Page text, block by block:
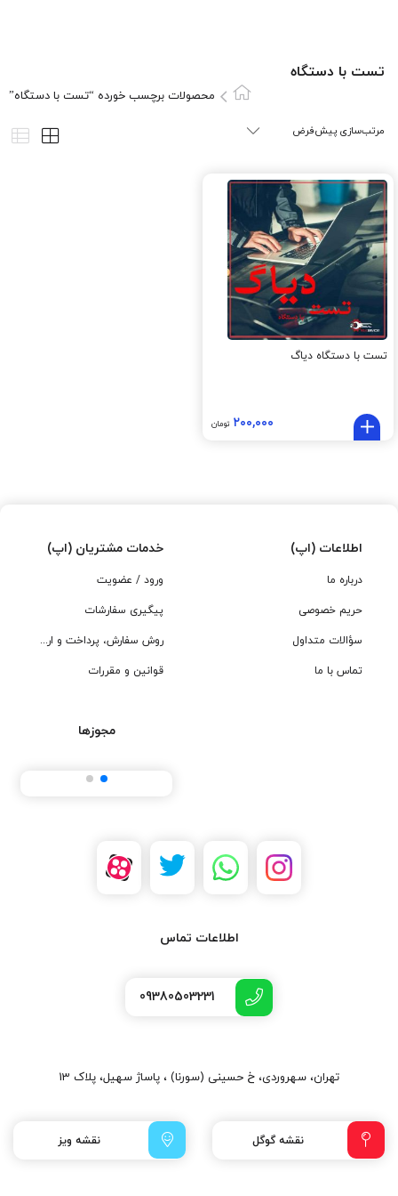
تست با دستگاه
محصولات برچسب خورده “تست با دستگاه”
تست با دستگاه دیاگ
۲۰۰,۰۰۰ تومان
اطلاعات (اپ)
درباره ما
حریم خصوصی
سؤالات متداول
تماس با ما
خدمات مشتریان (اپ)
ورود / عضویت
پیگیری سفارشات
روش سفارش، پرداخت و ارسال
قوانین و مقررات
مجوزها
اطلاعات تماس
09380503231
تهران، سهروردی، خ حسینی (سورنا) ، پاساژ سهیل، پلاک 13
نقشه گوگل نقشه ویز